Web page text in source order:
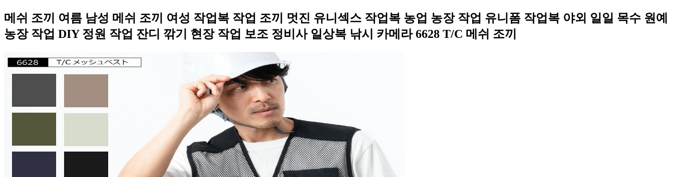
메쉬 조끼 여름 남성 메쉬 조끼 여성 작업복 작업 조끼 멋진 유니섹스 작업복 농업 농장 작업 유니폼 작업복 야외 일일 목수 원예
농장 작업 DIY 정원 작업 잔디 깎기 현장 작업 보조 정비사 일상복 낚시 카메라 6628 T/C 메쉬 조끼